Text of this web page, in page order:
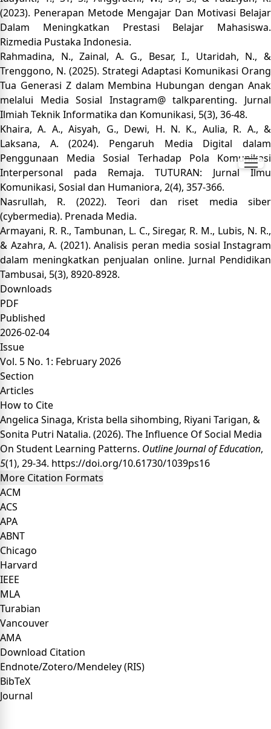
(2023). Penerapan Metode Mengajar Dan Motivasi Belajar
Dalam Meningkatkan Prestasi Belajar Mahasiswa.
Rizmedia Pustaka Indonesia.
Rahmadina, N., Zainal, A. G., Besar, I., Utaridah, N., &
Trenggono, N. (2025). Strategi Adaptasi Komunikasi Orang
Tua Generasi Z dalam Membina Hubungan dengan Anak
melalui Media Sosial Instagram@ talkparenting. Jurnal
Ilmiah Teknik Informatika dan Komunikasi, 5(3), 36-48.
Khaira, A. A., Aisyah, G., Dewi, H. N. K., Aulia, R. A., &
Laksana, A. (2024). Pengaruh Media Digital dalam
Penggunaan Media Sosial Terhadap Pola Komunikasi
Interpersonal pada Remaja. TUTURAN: Jurnal Ilmu
Komunikasi, Sosial dan Humaniora, 2(4), 357-366.
Nasrullah, R. (2022). Teori dan riset media siber
(cybermedia). Prenada Media.
Armayani, R. R., Tambunan, L. C., Siregar, R. M., Lubis, N. R.,
& Azahra, A. (2021). Analisis peran media sosial Instagram
dalam meningkatkan penjualan online. Jurnal Pendidikan
Tambusai, 5(3), 8920-8928.
Downloads
PDF
Published
2026-02-04
Issue
Vol. 5 No. 1: February 2026
Section
Articles
How to Cite
Angelica Sinaga, Krista bella sihombing, Riyani Tarigan, &
Sonita Putri Natalia. (2026). The Influence Of Social Media
On Student Learning Patterns. Outline Journal of Education,
5(1), 29-34. https://doi.org/10.61730/1039ps16
More Citation Formats
ACM
ACS
APA
ABNT
Chicago
Harvard
IEEE
MLA
Turabian
Vancouver
AMA
Download Citation
Endnote/Zotero/Mendeley (RIS)
BibTeX
Journal